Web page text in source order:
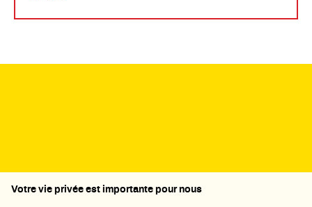
Votre vie privée est importante pour nous